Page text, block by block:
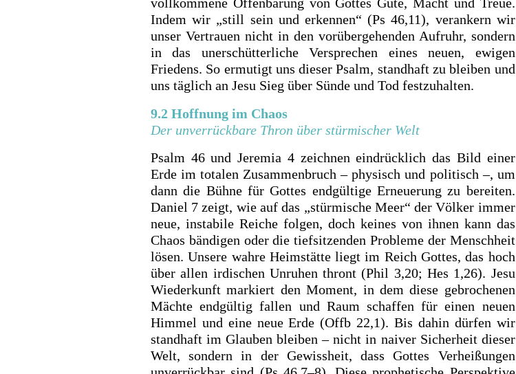
Indem wir „still sein und erkennen“ (Ps 46,11), verankern wir
unser Vertrauen nicht in den vorübergehenden Aufruhr, sondern
in das unerschütterliche Versprechen eines neuen, ewigen
Friedens. So ermutigt uns dieser Psalm, standhaft zu bleiben und
uns täglich an Jesu Sieg über Sünde und Tod festzuhalten.
9.2 Hoffnung im Chaos
Der unverrückbare Thron über stürmischer Welt
Psalm 46 und Jeremia 4 zeichnen eindrücklich das Bild einer
Erde im totalen Zusammenbruch – physisch und politisch –, um
dann die Bühne für Gottes endgültige Erneuerung zu bereiten.
Daniel 7 zeigt, wie auf das „stürmische Meer“ der Völker immer
neue, instabile Reiche folgen, doch keines von ihnen kann das
Chaos bändigen oder die tiefsitzenden Probleme der Menschheit
lösen. Unsere wahre Heimstätte liegt im Reich Gottes, das hoch
über allen irdischen Unruhen thront (Phil 3,20; Hes 1,26). Jesu
Wiederkunft markiert den Moment, in dem diese gebrochenen
Mächte endgültig fallen und Raum schaffen für einen neuen
Himmel und eine neue Erde (Offb 22,1). Bis dahin dürfen wir
standhaft im Glauben bleiben – nicht in naiver Sicherheit dieser
Welt, sondern in der Gewissheit, dass Gottes Verheißungen